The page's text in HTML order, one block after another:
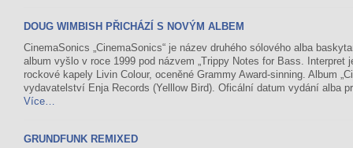
DOUG WIMBISH PŘICHÁZÍ S NOVÝM ALBEM
CinemaSonics „CinemaSonics“ je název druhého sólového alba
album vyšlo v roce 1999 pod názvem „Trippy Notes for Bass.
rockové kapely Livin Colour, oceněné Grammy Award-sinning. Album
vydavatelství Enja Records (Yelllow Bird). Oficální datum vydání alba
Více…
GRUNDFUNK REMIXED